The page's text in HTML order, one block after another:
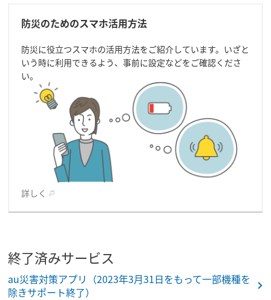
防災のためのスマホ活用方法
防災に役立つスマホの活用方法をご紹介しています。いざと
いう時に利用できるよう、事前に設定などをご確認くださ
い。
詳しく
終了済みサービス
au災害対策アプリ（2023年3月31日をもって一部機種を
除きサポート終了）